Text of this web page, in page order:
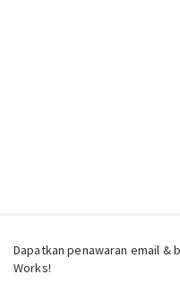
Dapatkan penawaran email &
Works!